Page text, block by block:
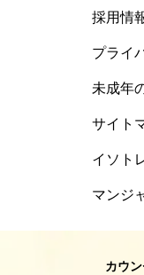
採用情
プライ
未成年
サイト
イソト
マンジ
カウ